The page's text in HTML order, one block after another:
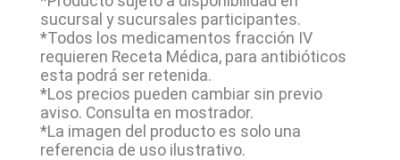
sucursal y sucursales participantes.
*Todos los medicamentos fracción IV
requieren Receta Médica, para antibióticos
esta podrá ser retenida.
*Los precios pueden cambiar sin previo
aviso. Consulta en mostrador.
*La imagen del producto es solo una
referencia de uso ilustrativo.